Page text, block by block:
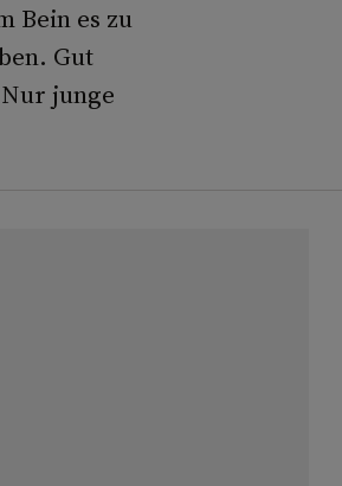
Bein es zu
Gut
junge